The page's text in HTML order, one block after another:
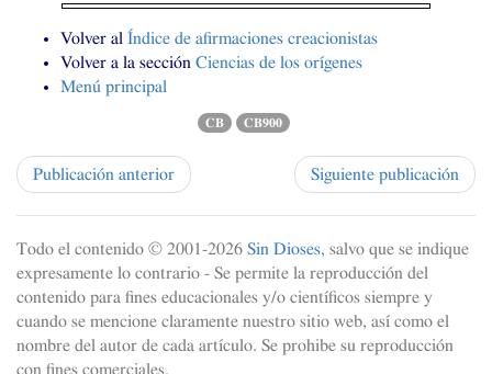
Volver al Índice de afirmaciones creacionistas
Volver a la sección Ciencias de los orígenes
Menú principal
CB CB900
Publicación anterior Siguiente publicación
Todo el contenido © 2001-2026 Sin Dioses, salvo que se indique
expresamente lo contrario - Se permite la reproducción del
contenido para fines educacionales y/o científicos siempre y
cuando se mencione claramente nuestro sitio web, así como el
nombre del autor de cada artículo. Se prohibe su reproducción
con fines comerciales.